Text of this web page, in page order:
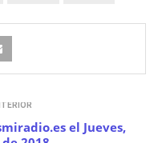
el Jueves,